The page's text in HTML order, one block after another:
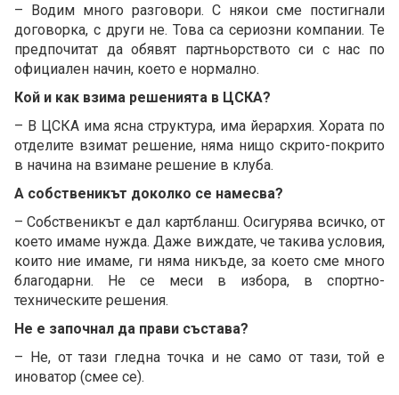
– Водим много разговори. С някои сме постигнали
договорка, с други не. Това са сериозни компании. Те
предпочитат да обявят партньорството си с нас по
официален начин, което е нормално.
Кой и как взима решенията в ЦСКА?
– В ЦСКА има ясна структура, има йерархия. Хората по
отделите взимат решение, няма нищо скрито-покрито
в начина на взимане решение в клуба.
А собственикът доколко се намесва?
– Собственикът е дал картбланш. Осигурява всичко, от
което имаме нужда. Даже виждате, че такива условия,
които ние имаме, ги няма никъде, за което сме много
благодарни. Не се меси в избора, в спортно-
техническите решения.
Не е започнал да прави състава?
– Не, от тази гледна точка и не само от тази, той е
иноватор (смее се).